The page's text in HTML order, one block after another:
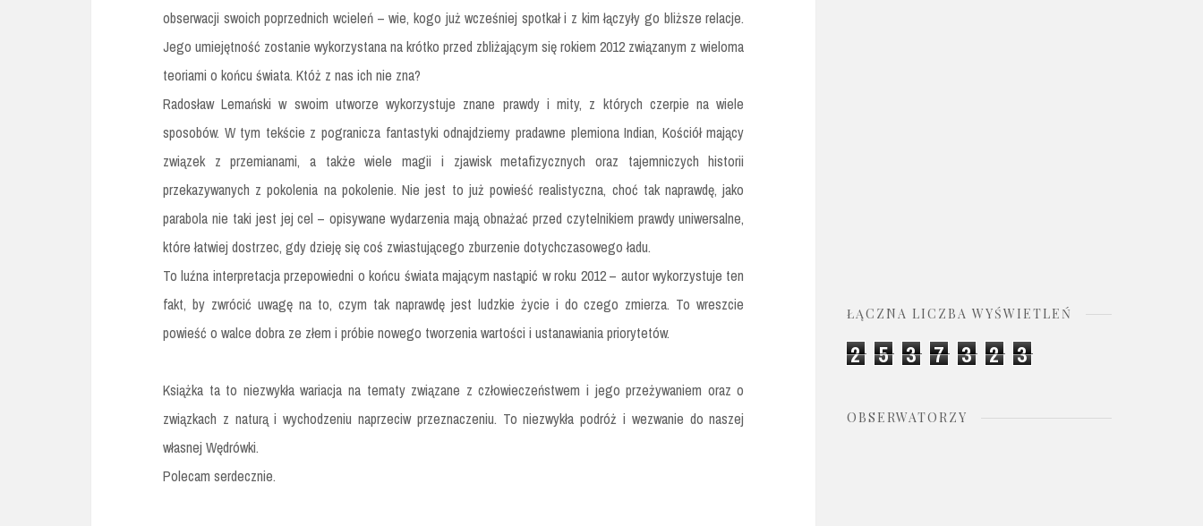
obserwacji swoich poprzednich wcieleń – wie, kogo już wcześniej spotkał i z kim łączyły go bliższe relacje.
Jego umiejętność zostanie wykorzystana na krótko przed zbliżającym się rokiem 2012 związanym z wieloma
teoriami o końcu świata. Któż z nas ich nie zna?
Radosław Lemański w swoim utworze wykorzystuje znane prawdy i mity, z których czerpie na wiele
sposobów. W tym tekście z pogranicza fantastyki odnajdziemy pradawne plemiona Indian, Kościół mający
związek z przemianami, a także wiele magii i zjawisk metafizycznych oraz tajemniczych historii
przekazywanych z pokolenia na pokolenie. Nie jest to już powieść realistyczna, choć tak naprawdę, jako
parabola nie taki jest jej cel – opisywane wydarzenia mają obnażać przed czytelnikiem prawdy uniwersalne,
które łatwiej dostrzec, gdy dzieję się coś zwiastującego zburzenie dotychczasowego ładu.
To luźna interpretacja przepowiedni o końcu świata mającym nastąpić w roku 2012 – autor wykorzystuje ten
fakt, by zwrócić uwagę na to, czym tak naprawdę jest ludzkie życie i do czego zmierza. To wreszcie
powieść o walce dobra ze złem i próbie nowego tworzenia wartości i ustanawiania priorytetów.
Książka ta to niezwykła wariacja na tematy związane z człowieczeństwem i jego przeżywaniem oraz o
związkach z naturą i wychodzeniu naprzeciw przeznaczeniu. To niezwykła podróż i wezwanie do naszej
własnej Wędrówki.
Polecam serdecznie.
ŁĄCZNA LICZBA WYŚWIETLEŃ
2 5 3 7 3 2 3
OBSERWATORZY